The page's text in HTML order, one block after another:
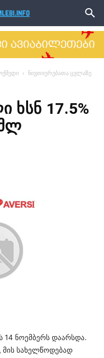
ნივთიერებათა ცვლაზე
ხსნ 17.5%
14 ნოემბერს დაარსდა.
მის სახელწოდებად